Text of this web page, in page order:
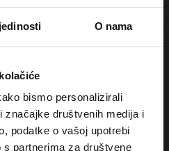
O nama
bismo personalizirali
značajke društvenih medija i
podatke o vašoj upotrebi
partnerima za društvene